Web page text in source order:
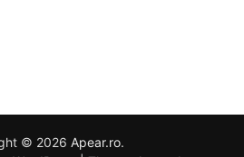
© 2026 Apear.ro.